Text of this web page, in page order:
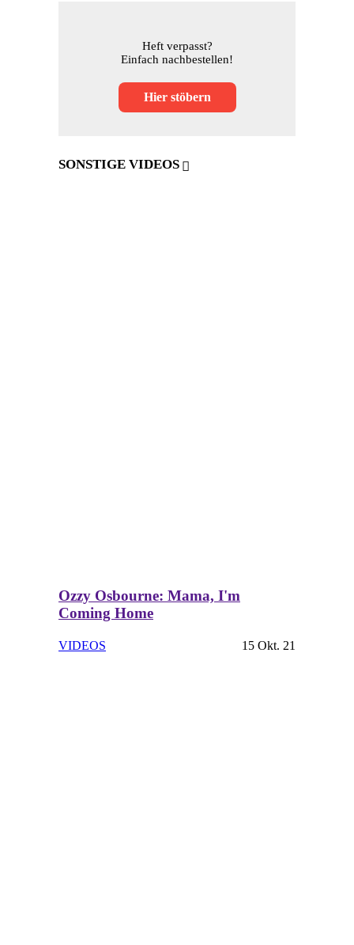
Heft verpasst?
Einfach nachbestellen!
Hier stöbern
SONSTIGE VIDEOS
Ozzy Osbourne: Mama, I'm
Coming Home
VIDEOS 15 Okt. 21